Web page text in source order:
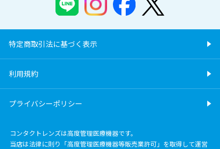
特定商取引法に基づく表示
利用規約
プライバシーポリシー
コンタクトレンズは高度管理医療機器です。
当店は法律に則り「高度管理医療機器等販売業許可」を取得して運営